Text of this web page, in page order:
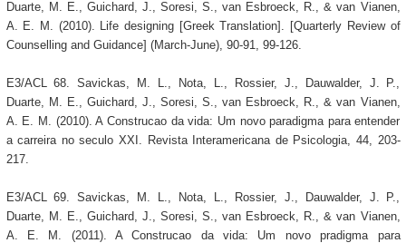
Duarte, M. E., Guichard, J., Soresi, S., van Esbroeck, R., & van Vianen,
A. E. M. (2010). Life designing [Greek Translation]. [Quarterly Review of
Counselling and Guidance] (March-June), 90-91, 99-126.
E3/ACL 68. Savickas, M. L., Nota, L., Rossier, J., Dauwalder, J. P.,
Duarte, M. E., Guichard, J., Soresi, S., van Esbroeck, R., & van Vianen,
A. E. M. (2010). A Construcao da vida: Um novo paradigma para entender
a carreira no seculo XXI. Revista Interamericana de Psicologia, 44, 203-
217.
E3/ACL 69. Savickas, M. L., Nota, L., Rossier, J., Dauwalder, J. P.,
Duarte, M. E., Guichard, J., Soresi, S., van Esbroeck, R., & van Vianen,
A. E. M. (2011). A Construcao da vida: Um novo pradigma para